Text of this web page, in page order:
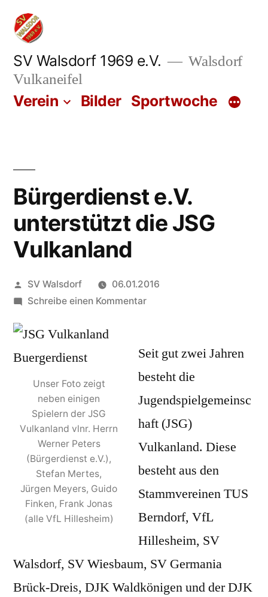
Zum
Inhalt
springen
SV Walsdorf 1969 e.V.
Walsdorf
Vulkaneifel
Verein Bilder Sportwoche
Bürgerdienst e.V.
unterstützt die JSG
Vulkanland
Veröffentlicht
von
SV Walsdorf
06.01.2016
Schreibe einen Kommentarzu
unterstützt
JSG
Vulkanland
Unser Foto zeigt
neben einigen
Spielern der JSG
Vulkanland vlnr. Herrn
Werner Peters
(Bürgerdienst e.V.),
Stefan Mertes,
Jürgen Meyers, Guido
Finken, Frank Jonas
(alle VfL Hillesheim)
Seit gut zwei Jahren
besteht die
Jugendspielgemeinsc
haft (JSG)
Vulkanland. Diese
besteht aus den
Stammvereinen TUS
Berndorf, VfL
Hillesheim, SV
Walsdorf, SV Wiesbaum, SV Germania
Brück-Dreis, DJK Waldkönigen und der DJK